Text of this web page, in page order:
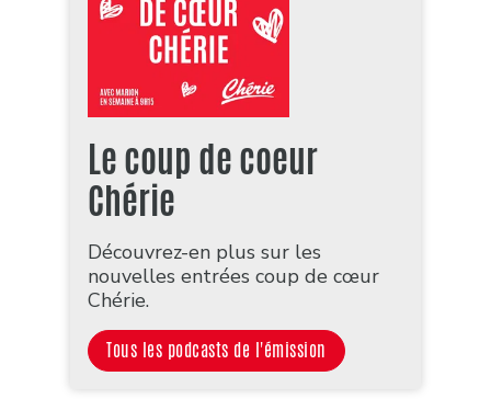
Le coup de coeur
Chérie
Découvrez-en plus sur les
nouvelles entrées coup de cœur
Chérie.
Tous les podcasts de l'émission